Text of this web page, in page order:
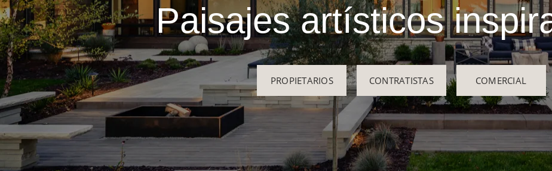
Paisajes artísticos
PROPIETARIOS CONTRATISTAS COMERCIAL